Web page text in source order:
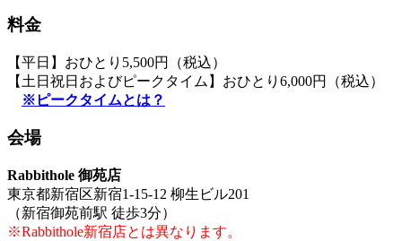
料金
【平日】おひとり5,500円（税込）
【土日祝日およびピークタイム】おひとり6,000円（税込）
※ピークタイムとは？
会場
Rabbithole 御苑店
東京都新宿区新宿1-15-12 柳生ビル201
（新宿御苑前駅 徒歩3分）
※Rabbithole新宿店とは異なります。